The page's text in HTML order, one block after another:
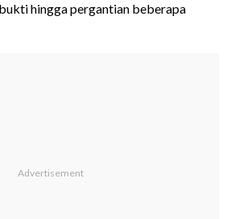
hingga pergantian beberapa